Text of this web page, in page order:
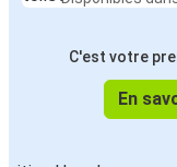
C'est votre
En